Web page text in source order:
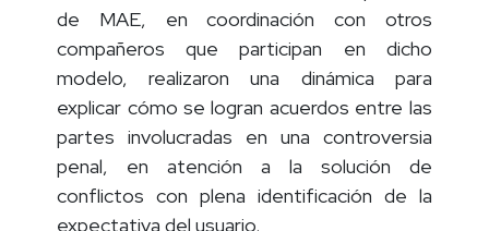
En tanto, Horacio Pimentel Piña, operador
de MAE, en coordinación con otros
compañeros que participan en dicho
modelo, realizaron una dinámica para
explicar cómo se logran acuerdos entre las
partes involucradas en una controversia
penal, en atención a la solución de
conflictos con plena identificación de la